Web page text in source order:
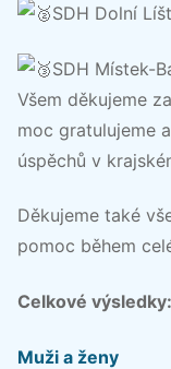
SDH Dolní
SDH Místek-
Všem děkujeme
moc gratulujeme
úspěchů v
Děkujeme také
pomoc během
Celkové výsledky:
Muži a ženy